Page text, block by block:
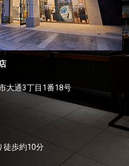
大通3丁目1番18号
徒歩約10分